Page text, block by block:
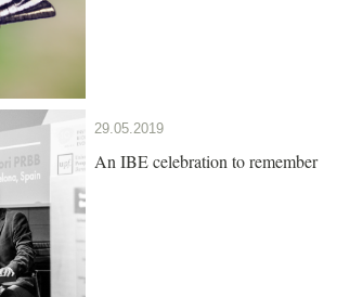
29.05.2019
An IBE celebration to remember